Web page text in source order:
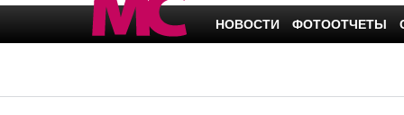
НОВОСТИ ФОТООТЧЕТЫ